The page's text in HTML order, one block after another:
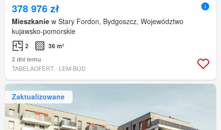
378 976 zł
Mieszkanie w Stary Fordon, Bydgoszcz, Województwo
kujawsko-pomorskie
2
36 m²
2 dni temu
TABELAOFERT - LEM-BUD
Zaktualizowane